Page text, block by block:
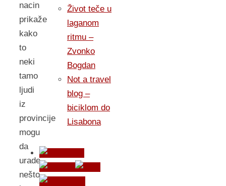
nacin
prikaže
kako
to
neki
tamo
ljudi
iz
provincije
mogu
da
urade
nešto
Život teče u
laganom
ritmu –
Zvonko
Bogdan
Not a travel
blog –
biciklom do
Lisabona